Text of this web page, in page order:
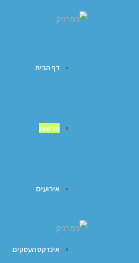
דף הבית
חדשות
אירועים
אינדקס העסקים